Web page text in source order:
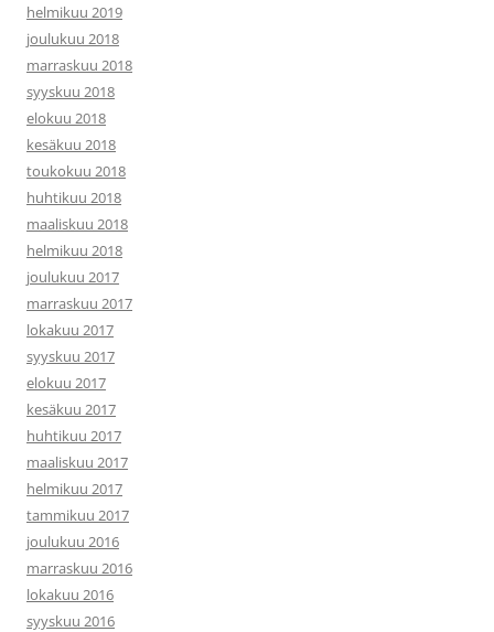
helmikuu 2019
joulukuu 2018
marraskuu 2018
syyskuu 2018
elokuu 2018
kesäkuu 2018
toukokuu 2018
huhtikuu 2018
maaliskuu 2018
helmikuu 2018
joulukuu 2017
marraskuu 2017
lokakuu 2017
syyskuu 2017
elokuu 2017
kesäkuu 2017
huhtikuu 2017
maaliskuu 2017
helmikuu 2017
tammikuu 2017
joulukuu 2016
marraskuu 2016
lokakuu 2016
syyskuu 2016